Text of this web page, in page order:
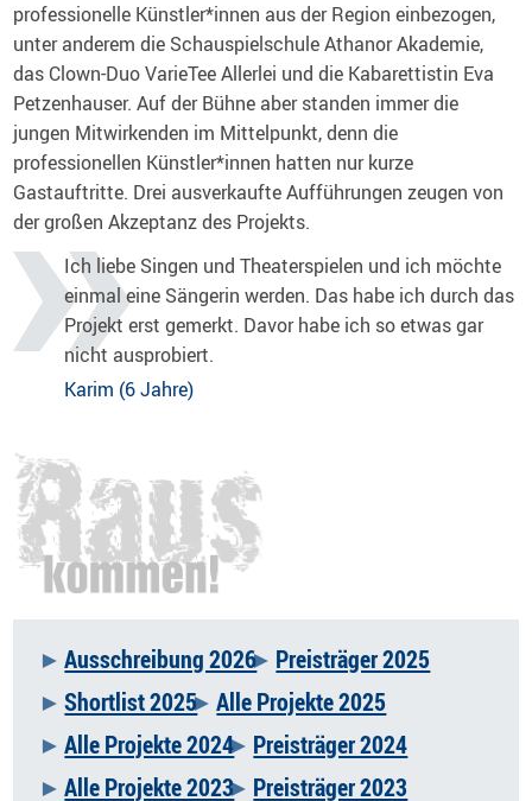
professionelle Künstler*innen aus der Region einbezogen,
unter anderem die Schauspielschule Athanor Akademie,
das Clown-Duo VarieTee Allerlei und die Kabarettistin Eva
Petzenhauser. Auf der Bühne aber standen immer die
jungen Mitwirkenden im Mittelpunkt, denn die
professionellen Künstler*innen hatten nur kurze
Gastauftritte. Drei ausverkaufte Aufführungen zeugen von
der großen Akzeptanz des Projekts.
Ich liebe Singen und Theaterspielen und ich möchte
einmal eine Sängerin werden. Das habe ich durch das
Projekt erst gemerkt. Davor habe ich so etwas gar
nicht ausprobiert.
Karim (6 Jahre)
Navigation
überspringen
Ausschreibung 2026
Preisträger 2025
Shortlist 2025 Alle Projekte 2025
Alle Projekte 2024
Preisträger 2024
Alle Projekte 2023
Preisträger 2023